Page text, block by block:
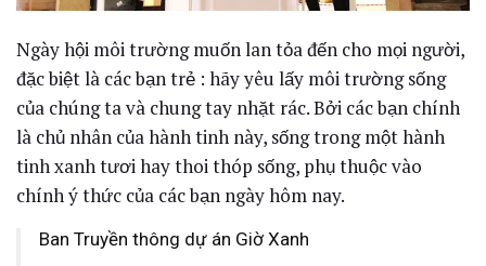
Ngày hội môi trường muốn lan tỏa đến cho mọi người,
đặc biệt là các bạn trẻ : hãy yêu lấy môi trường sống
của chúng ta và chung tay nhặt rác. Bởi các bạn chính
là chủ nhân của hành tinh này, sống trong một hành
tinh xanh tươi hay thoi thóp sống, phụ thuộc vào
chính ý thức của các bạn ngày hôm nay.
Ban Truyền thông dự án Giờ Xanh